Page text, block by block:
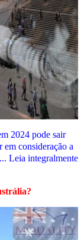
2024 pode sair
consideração a
Leia integralmente